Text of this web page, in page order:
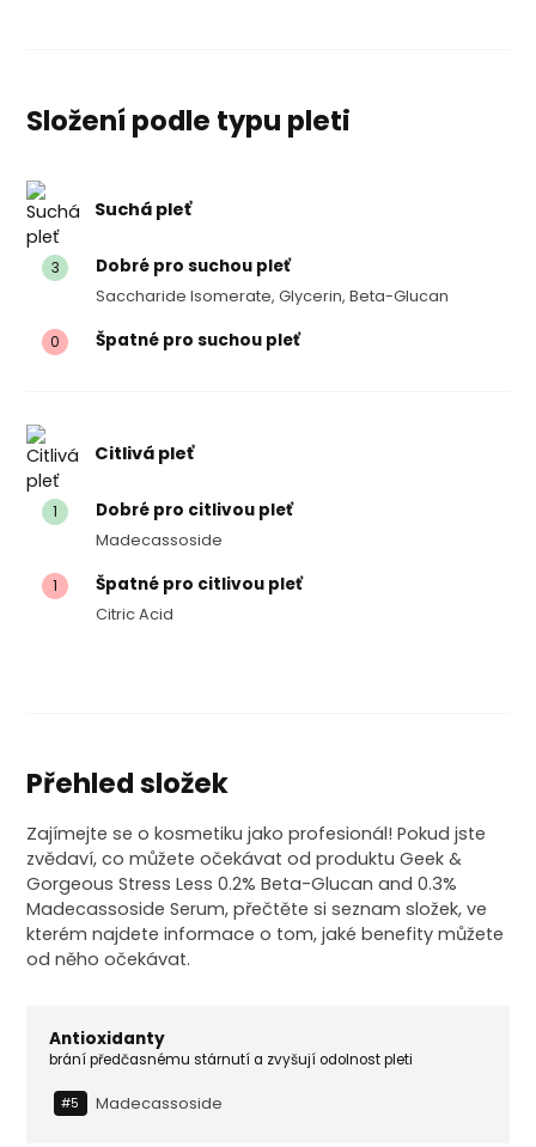
Složení podle typu pleti
Suchá pleť
3 Dobré pro suchou pleť
Saccharide Isomerate, Glycerin, Beta-Glucan
0 Špatné pro suchou pleť
Citlivá pleť
1 Dobré pro citlivou pleť
Madecassoside
1 Špatné pro citlivou pleť
Citric Acid
Přehled složek
Zajímejte se o kosmetiku jako profesionál! Pokud jste
zvědaví, co můžete očekávat od produktu Geek &
Gorgeous Stress Less 0.2% Beta-Glucan and 0.3%
Madecassoside Serum, přečtěte si seznam složek, ve
kterém najdete informace o tom, jaké benefity můžete
od něho očekávat.
Antioxidanty
brání předčasnému stárnutí a zvyšují odolnost pleti
#5 Madecassoside